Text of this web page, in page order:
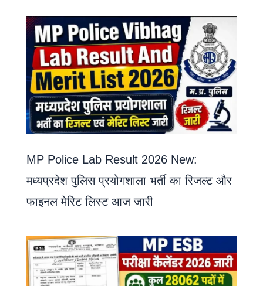
MP Police Lab Result 2026 New:
मध्यप्रदेश पुलिस प्रयोगशाला भर्ती का रिजल्ट और
फाइनल मेरिट लिस्ट आज जारी